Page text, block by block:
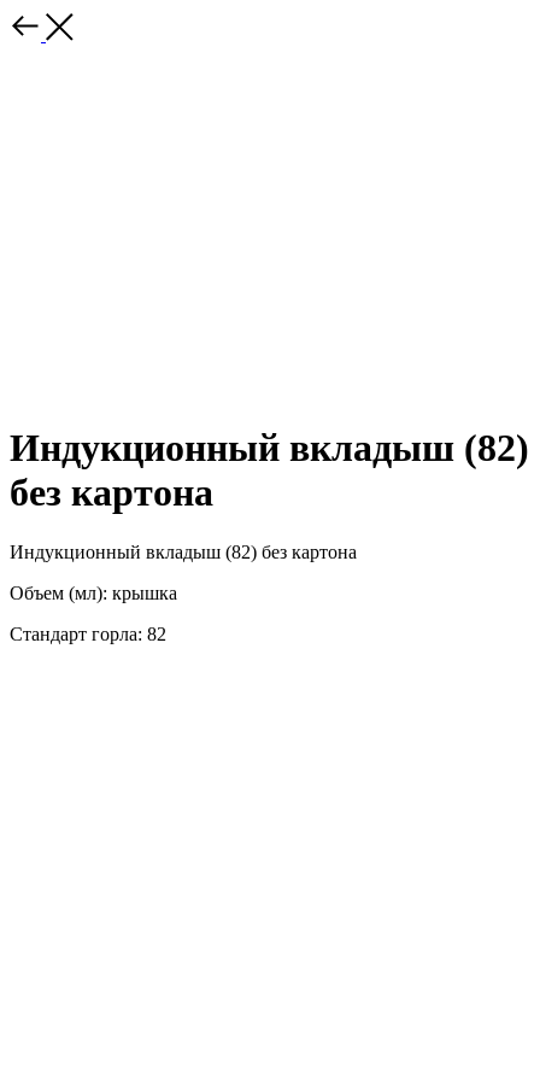
Индукционный вкладыш (82)
без картона
Индукционный вкладыш (82) без картона
Объем (мл): крышка
Стандарт горла: 82